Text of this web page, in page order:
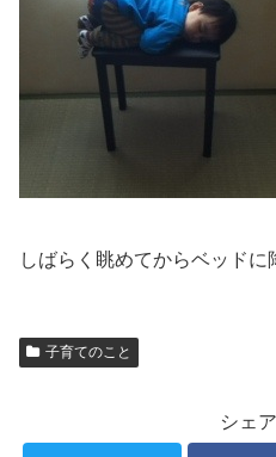
しばらく眺めてからベッドに
子育てのこと
シェ